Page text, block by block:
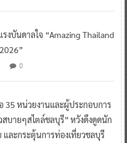
รงบันดาลใจ “Amazing Thailand
0
35 หน่วยงานและผู้ประกอบการ
บายๆสไตล์ชลบุรี” หวังดึงดูดนัก
และกระตุ้นการท่องเที่ยวชลบุรี